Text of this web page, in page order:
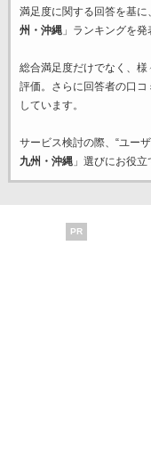
満足度に関する回答を基に
州・沖縄」ランキングを発
総合満足度だけでなく、様
評価。さらに回答者の口
しています。
サービス検討の際、“ユー
九州・沖縄」選びにお役立
PR